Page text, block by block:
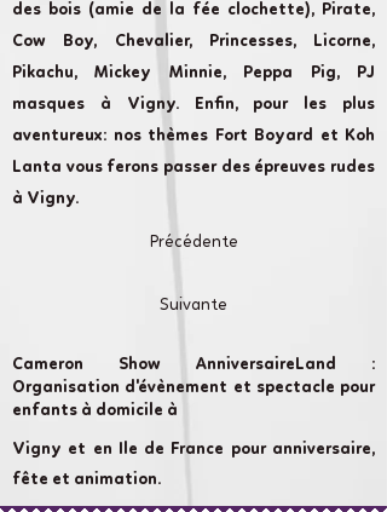
des bois (amie de la fée clochette), Pirate,
Cow Boy, Chevalier, Princesses, Licorne,
Pikachu, Mickey Minnie, Peppa Pig, PJ
masques à Vigny. Enfin, pour les plus
aventureux: nos thèmes Fort Boyard et Koh
Lanta vous ferons passer des épreuves rudes
à Vigny.
Précédente
Suivante
Cameron Show AnniversaireLand :
Organisation d'évènement et spectacle pour
enfants à domicile à
Vigny et en Ile de France pour anniversaire,
fête et animation.